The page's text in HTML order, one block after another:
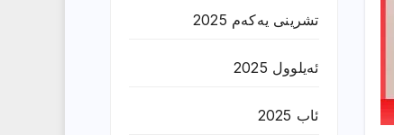
تشرینی یەکەم 2025
ئەیلوول 2025
ئاب 2025